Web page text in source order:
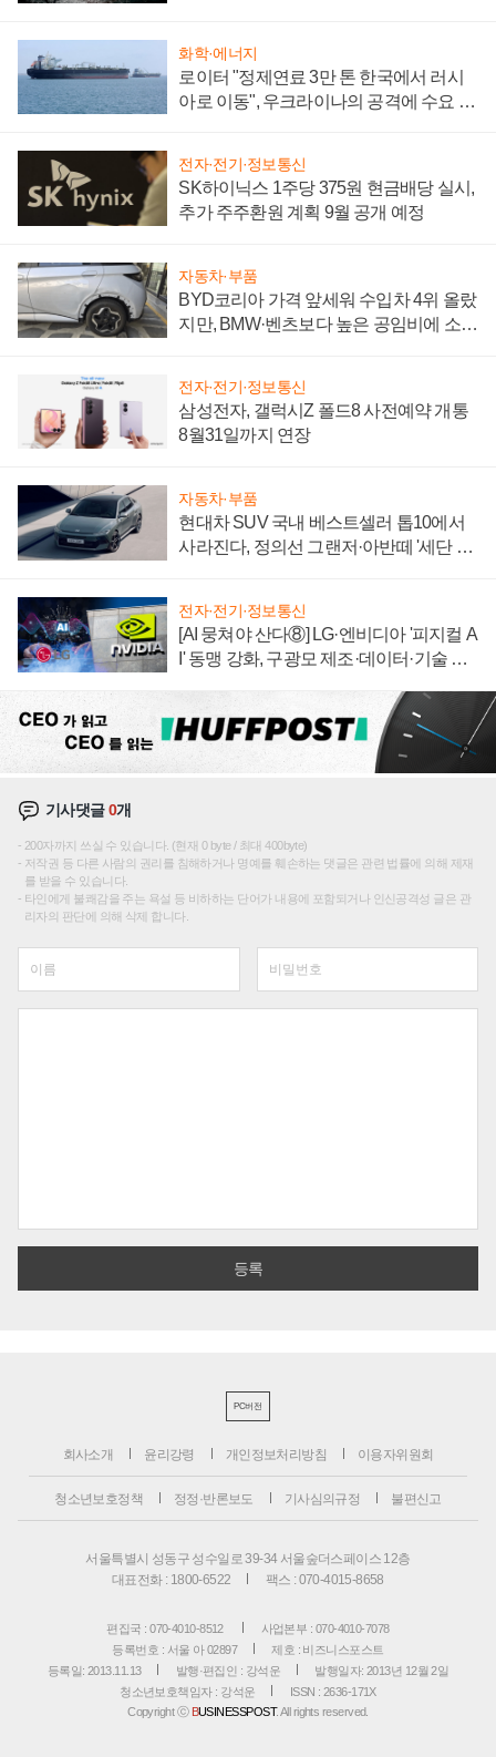
화학·에너지
로이터 "정제연료 3만 톤 한국에서 러시
아로 이동", 우크라이나의 공격에 수요 늘
전자·전기·정보통신
SK하이닉스 1주당 375원 현금배당 실시,
추가 주주환원 계획 9월 공개 예정
자동차·부품
BYD코리아 가격 앞세워 수입차 4위 올랐
지만, BMW·벤츠보다 높은 공임비에 소비
전자·전기·정보통신
삼성전자, 갤럭시Z 폴드8 사전예약 개통
8월31일까지 연장
자동차·부품
현대차 SUV 국내 베스트셀러 톱10에서
사라진다, 정의선 그랜저·아반떼 '세단 쌍
전자·전기·정보통신
[AI 뭉쳐야 산다⑧] LG·엔비디아 '피지컬 A
I' 동맹 강화, 구광모 제조·데이터·기술 결
기사댓글0개
200자까지 쓰실 수 있습니다. (현재 0 byte / 최대 400byte)
저작권 등 다른 사람의 권리를 침해하거나 명예를 훼손하는 댓글은 관련 법률에 의해 제재
를 받을 수 있습니다.
타인에게 불쾌감을 주는 욕설 등 비하하는 단어가 내용에 포함되거나 인신공격성 글은 관
리자의 판단에 의해 삭제 합니다.
PC버전
회사소개 윤리강령 개인정보처리방침 이용자위원회
청소년보호정책 정정·반론보도 기사심의규정 불편신고
서울특별시 성동구 성수일로 39-34 서울숲더스페이스 12층
대표전화 : 1800-6522
팩스 : 070-4015-8658
편집국 : 070-4010-8512
사업본부 : 070-4010-7078
등록번호 : 서울 아 02897
제호 : 비즈니스포스트
등록일: 2013.11.13
발행·편집인 : 강석운
발행일자: 2013년 12월 2일
청소년보호책임자 : 강석운
ISSN : 2636-171X
Copyright ⓒ BUSINESSPOST. All rights reserved.